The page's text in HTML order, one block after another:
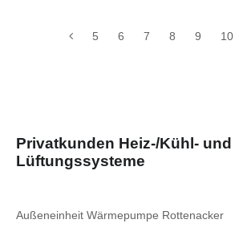
5 6 7 8 9 10
Privatkunden Heiz-/Kühl- und
Lüftungssysteme
Außeneinheit Wärmepumpe Rottenacker